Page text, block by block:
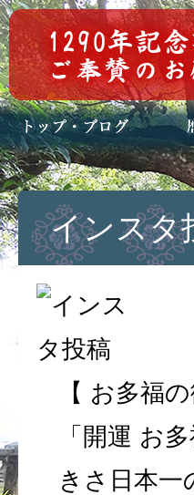
トップページ
ブログ(日々八百万)
お知らせ一覧 歴
年
メ
インスタ
【 お多福
「開運 お
きさ日本